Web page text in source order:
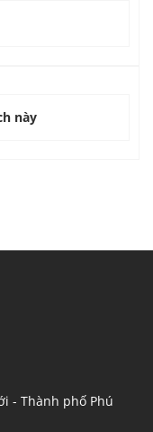
này
- Thành phố Phú